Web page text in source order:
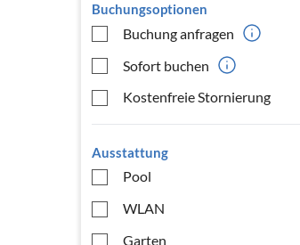
Buchungsoptionen
Buchung anfragen
Sofort buchen
Kostenfreie Stornierung
Ausstattung
Pool
WLAN
Garten